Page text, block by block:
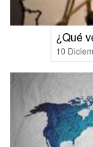
¿Qué
10